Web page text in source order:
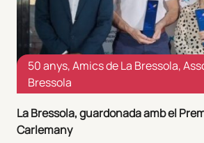
50 anys,Amics de La Bressola,
Bressola
La Bressola, guardonada amb el
Carlemany